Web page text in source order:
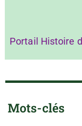
Portail Histoire
Mots-clés